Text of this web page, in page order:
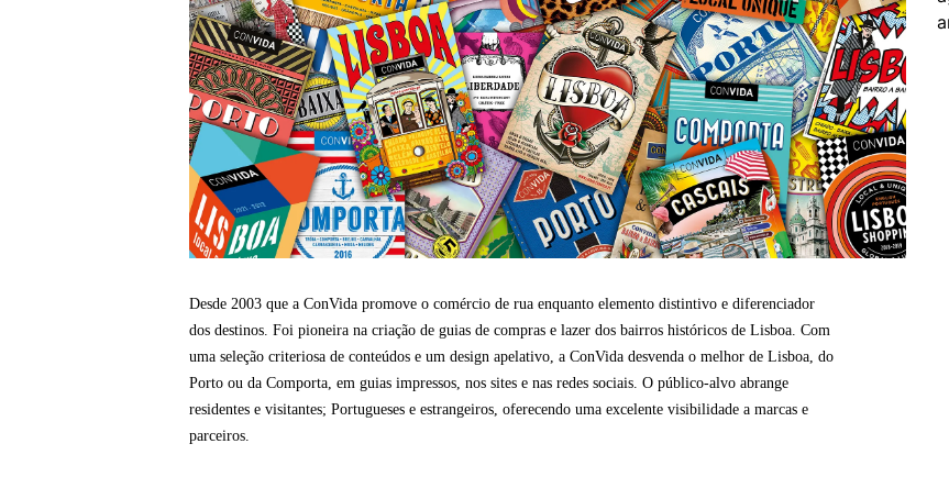
Desde 2003 que a ConVida promove o comércio de rua enquanto elemento distintivo e diferenciador
dos destinos. Foi pioneira na criação de guias de compras e lazer dos bairros históricos de Lisboa. Com
uma seleção criteriosa de conteúdos e um design apelativo, a ConVida desvenda o melhor de Lisboa, do
Porto ou da Comporta, em guias impressos, nos sites e nas redes sociais. O público-alvo abrange
residentes e visitantes; Portugueses e estrangeiros, oferecendo uma excelente visibilidade a marcas e
parceiros.